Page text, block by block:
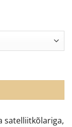
satelliitkõlariga,